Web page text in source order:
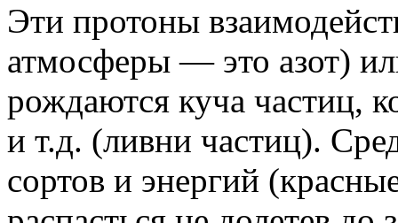
Эти протоны
атмосферы — это азот)
рождаются куча частиц,
и т.д. (ливни частиц).
сортов и энергий